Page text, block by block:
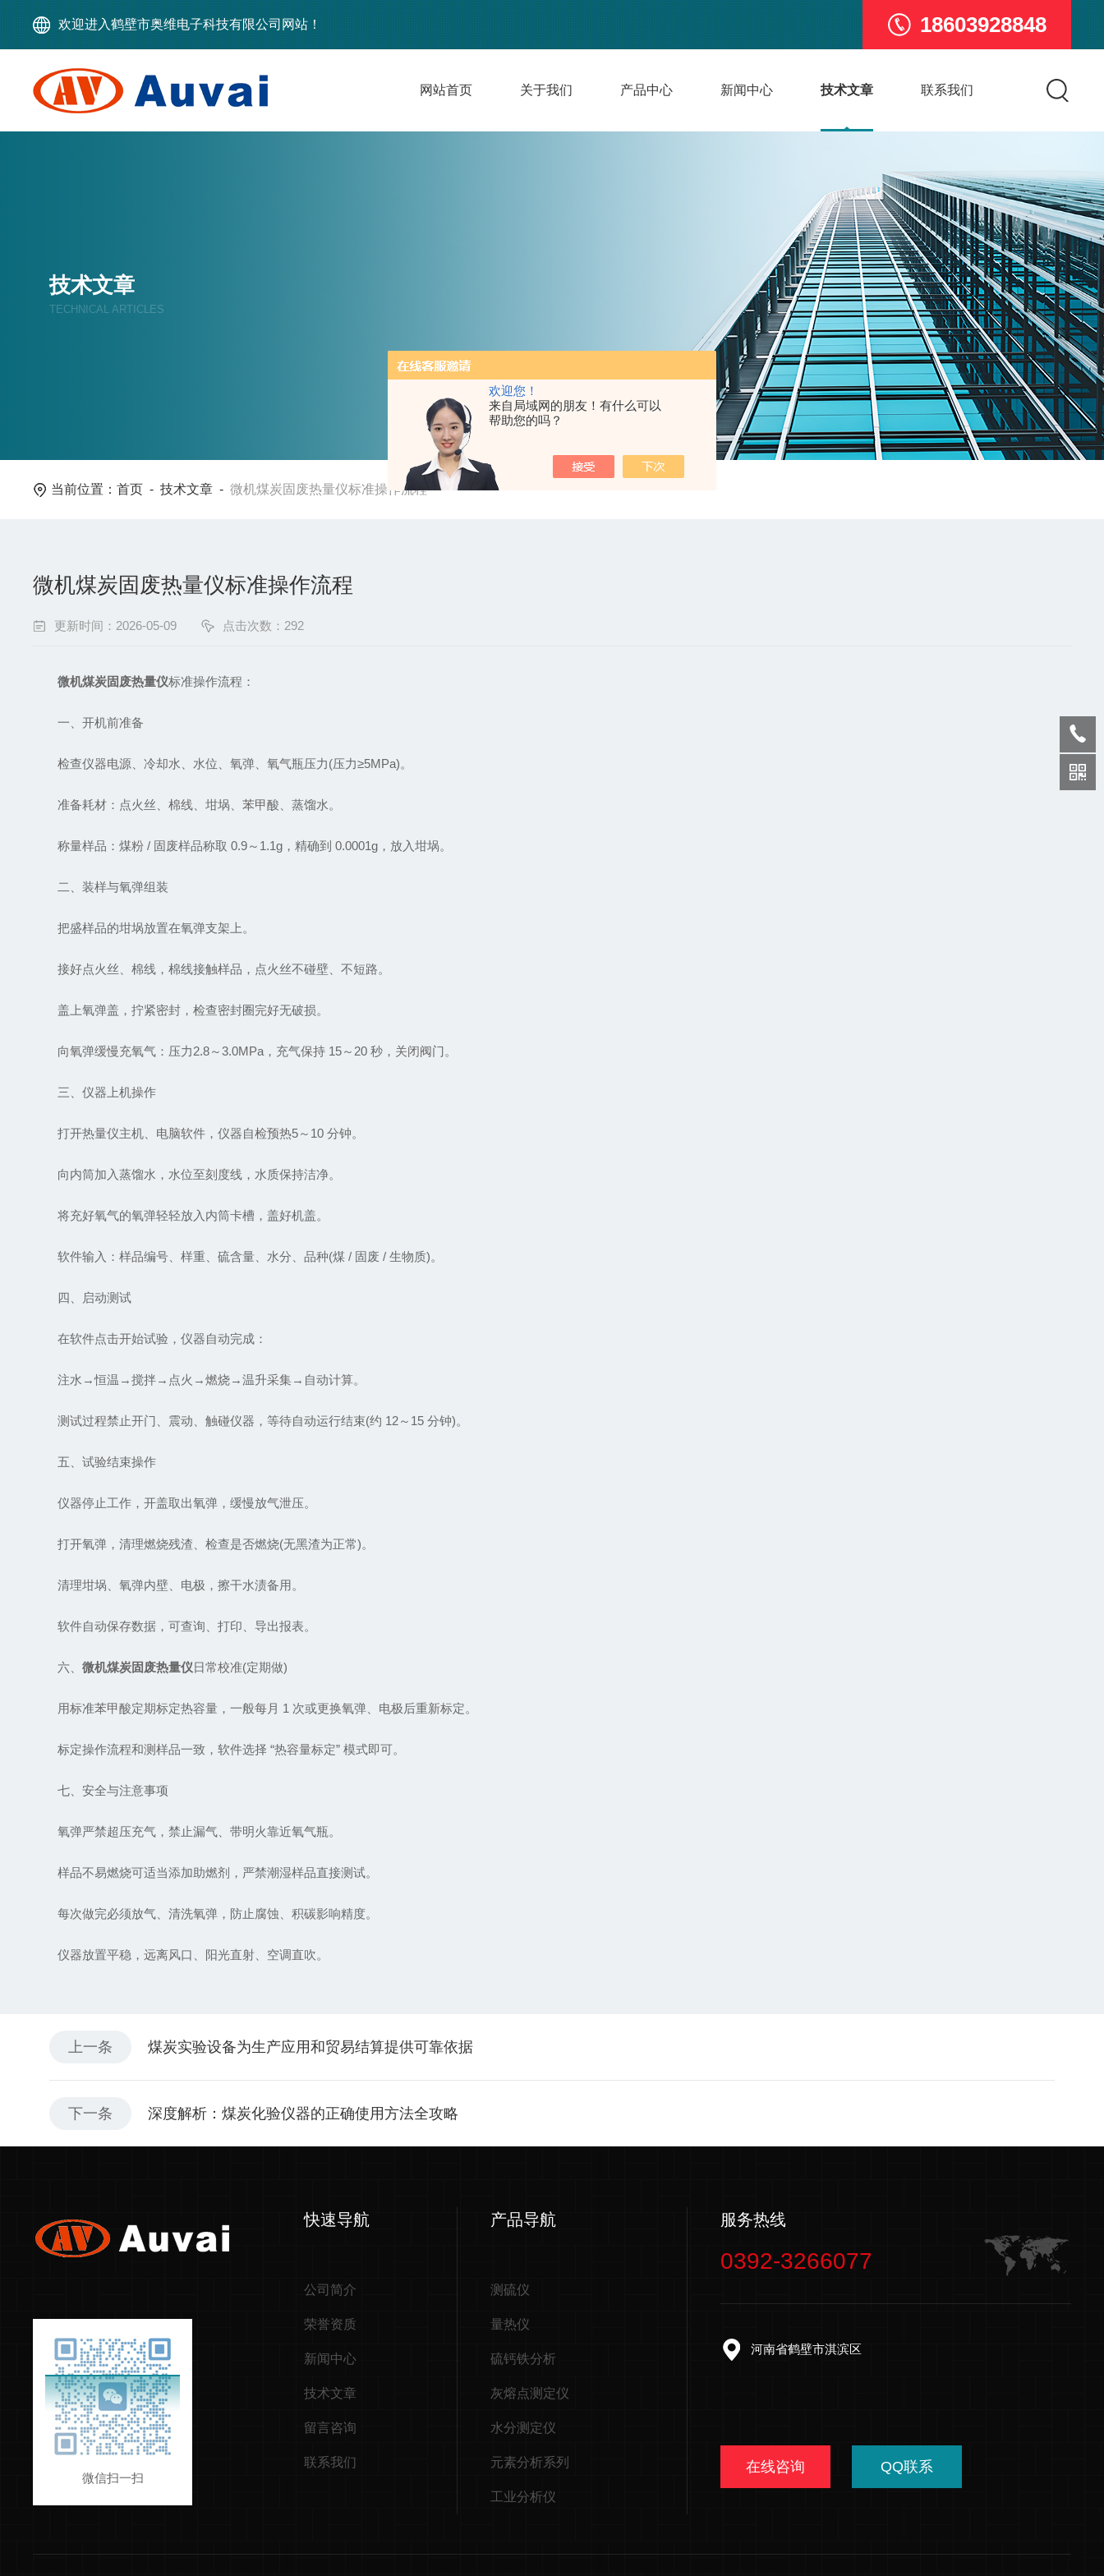
欢迎您！
来自局域网的朋友！有什么可以
帮助您的吗？
欢迎进入鹤壁市奥维电子科技有限公司网站！ 18603928848
网站首页 关于我们 产品中心 新闻中心 技术文章 联系我们
技术文章
TECHNICAL ARTICLES
当前位置：首页 -技术文章 -微机煤炭固废热量仪标准操作流程
微机煤炭固废热量仪标准操作流程
更新时间：2026-05-09 点击次数：292
微机煤炭固废热量仪标准操作流程：
一、开机前准备
检查仪器电源、冷却水、水位、氧弹、氧气瓶压力(压力≥5MPa)。
准备耗材：点火丝、棉线、坩埚、苯甲酸、蒸馏水。
称量样品：煤粉 / 固废样品称取 0.9～1.1g，精确到 0.0001g，放入坩埚。
二、装样与氧弹组装
把盛样品的坩埚放置在氧弹支架上。
接好点火丝、棉线，棉线接触样品，点火丝不碰壁、不短路。
盖上氧弹盖，拧紧密封，检查密封圈完好无破损。
向氧弹缓慢充氧气：压力2.8～3.0MPa，充气保持 15～20 秒，关闭阀门。
三、仪器上机操作
打开热量仪主机、电脑软件，仪器自检预热5～10 分钟。
向内筒加入蒸馏水，水位至刻度线，水质保持洁净。
将充好氧气的氧弹轻轻放入内筒卡槽，盖好机盖。
软件输入：样品编号、样重、硫含量、水分、品种(煤 / 固废 / 生物质)。
四、启动测试
在软件点击开始试验，仪器自动完成：
注水→恒温→搅拌→点火→燃烧→温升采集→自动计算。
测试过程禁止开门、震动、触碰仪器，等待自动运行结束(约 12～15 分钟)。
五、试验结束操作
仪器停止工作，开盖取出氧弹，缓慢放气泄压。
打开氧弹，清理燃烧残渣、检查是否燃烧(无黑渣为正常)。
清理坩埚、氧弹内壁、电极，擦干水渍备用。
软件自动保存数据，可查询、打印、导出报表。
六、微机煤炭固废热量仪日常校准(定期做)
用标准苯甲酸定期标定热容量，一般每月 1 次或更换氧弹、电极后重新标定。
标定操作流程和测样品一致，软件选择 “热容量标定” 模式即可。
七、安全与注意事项
氧弹严禁超压充气，禁止漏气、带明火靠近氧气瓶。
样品不易燃烧可适当添加助燃剂，严禁潮湿样品直接测试。
每次做完必须放气、清洗氧弹，防止腐蚀、积碳影响精度。
仪器放置平稳，远离风口、阳光直射、空调直吹。
上一条 煤炭实验设备为生产应用和贸易结算提供可靠依据
下一条 深度解析：煤炭化验仪器的正确使用方法全攻略
微信扫一扫
快速导航
公司简介
荣誉资质
新闻中心
技术文章
留言咨询
联系我们
产品导航
测硫仪
量热仪
硫钙铁分析
灰熔点测定仪
水分测定仪
元素分析系列
工业分析仪
服务热线
0392-3266077
河南省鹤壁市淇滨区
在线咨询 QQ联系